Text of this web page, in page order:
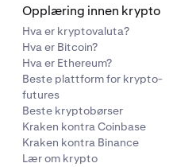
Opplæring innen krypto
Hva er kryptovaluta?
Hva er Bitcoin?
Hva er Ethereum?
Beste plattform for krypto-
futures
Beste kryptobørser
Kraken kontra Coinbase
Kraken kontra Binance
Lær om krypto